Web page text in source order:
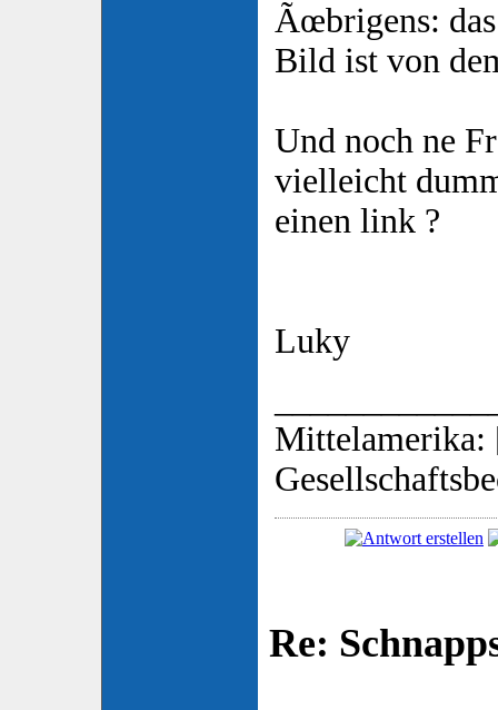
Ãœbrigens:
Bild ist von
Und noch ne
vielleicht
einen link ?
Luky
Mittelamerika:
Re: